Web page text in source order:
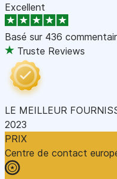
Excellent
Basé sur 436
Truste Reviews
LE MEILLEUR
2023
PRIX
Centre de contact